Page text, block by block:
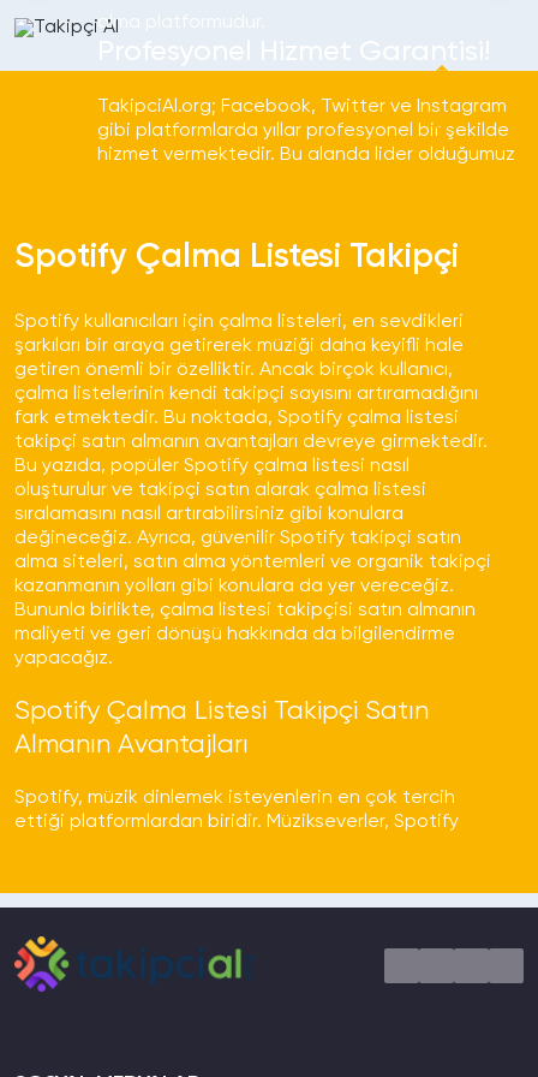
alma platformudur.
Profesyonel Hizmet Garantisi!
TakipciAl.org; Facebook, Twitter ve Instagram
gibi platformlarda yıllar profesyonel bir şekilde
hizmet vermektedir. Bu alanda lider olduğumuz
TakipciAl.org sadece Instagram değil aynı
sosyal medya platformlarına yönelik hizmetleri
kaliteli bir şekilde verebilen bir takipçi satın
alma platformudur.
Profesyonel Hizmet Garantisi!
TakipciAl.org; Facebook, Twitter ve Instagram
gibi platformlarda yıllar profesyonel bir şekilde
hizmet vermektedir. Bu alanda lider olduğumuz
için bizlerle çalışmalısınız!
Hizmet Çeşitliliği!
TakipciAl.org sadece Instagram değil aynı
zamanda Facebook, Twitter, TikTok ve diğer
sosyal medya platformlarına yönelik hizmetleri
alma platformudur.
Spotify Çalma Listesi Takipçi
Spotify kullanıcıları için çalma listeleri, en sevdikleri
şarkıları bir araya getirerek müziği daha keyifli hale
getiren önemli bir özelliktir. Ancak birçok kullanıcı,
çalma listelerinin kendi takipçi sayısını artıramadığını
fark etmektedir. Bu noktada, Spotify çalma listesi
takipçi satın almanın avantajları devreye girmektedir.
Bu yazıda, popüler Spotify çalma listesi nasıl
oluşturulur ve takipçi satın alarak çalma listesi
sıralamasını nasıl artırabilirsiniz gibi konulara
değineceğiz. Ayrıca, güvenilir Spotify takipçi satın
alma siteleri, satın alma yöntemleri ve organik takipçi
kazanmanın yolları gibi konulara da yer vereceğiz.
Bununla birlikte, çalma listesi takipçisi satın almanın
maliyeti ve geri dönüşü hakkında da bilgilendirme
yapacağız.
Spotify Çalma Listesi Takipçi Satın
Almanın Avantajları
Spotify, müzik dinlemek isteyenlerin en çok tercih
ettiği platformlardan biridir. Müzikseverler, Spotify
artırmak ve daha fazla kişiye ulaşmak isteyen
avantajlarını değerlendirmek önemlidir.
Çalma listesi takipçi satın almak, Spotify profilinizi